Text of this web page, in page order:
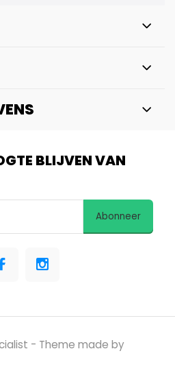
BLIJVEN VAN
Abonneer
- Theme made by